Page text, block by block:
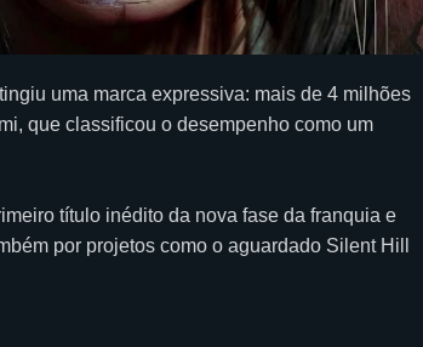
uma marca expressiva: mais de 4 milhões
que classificou o desempenho como um
título inédito da nova fase da franquia e
por projetos como o aguardado Silent Hill